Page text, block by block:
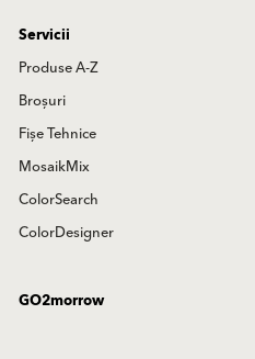
Servicii
Produse A-Z
Broșuri
Fișe Tehnice
MosaikMix
ColorSearch
ColorDesigner
GO2morrow